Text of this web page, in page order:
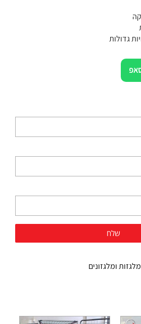
גדולות
מלגזות ומלגזונים